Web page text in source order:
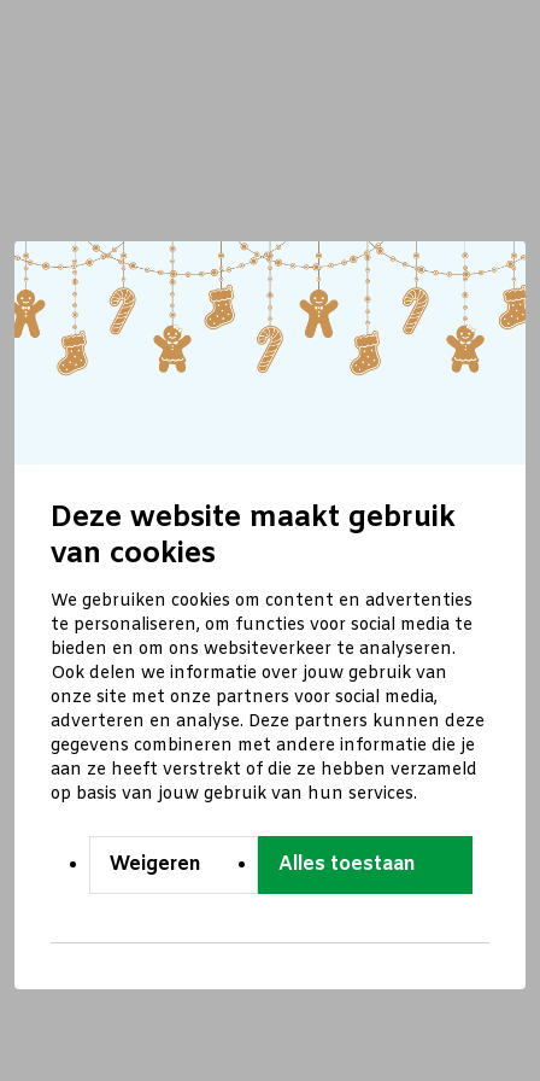
Deze website maakt gebruik
van cookies
We gebruiken cookies om content en advertenties
te personaliseren, om functies voor social media te
bieden en om ons websiteverkeer te analyseren.
Ook delen we informatie over jouw gebruik van
onze site met onze partners voor social media,
adverteren en analyse. Deze partners kunnen deze
gegevens combineren met andere informatie die je
aan ze heeft verstrekt of die ze hebben verzameld
op basis van jouw gebruik van hun services.
Weigeren Alles toestaan